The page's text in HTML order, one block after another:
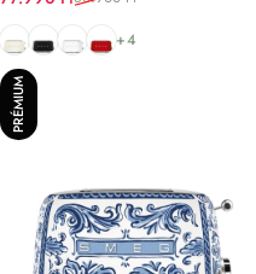
BézsFekete
FehérPiros
+4
PRÉMIUM